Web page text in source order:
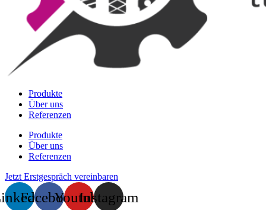
Produkte
Über uns
Referenzen
Produkte
Über uns
Referenzen
Jetzt Erstgespräch vereinbaren
FacebookYoutubeInstagram